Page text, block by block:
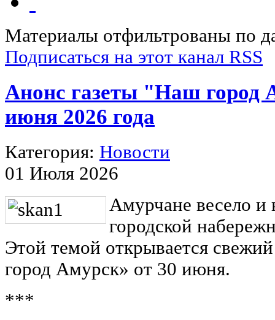
Материалы отфильтрованы по
Подписаться на этот канал RSS
Анонс газеты "Наш город
июня 2026 года
Категория: Новости
01 Июля 2026
Амурчане весело и
городской
Этой темой открывается
город Амурск» от 30 июня.
***